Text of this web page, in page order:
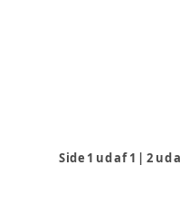
Side 1 ud af1 |2 ud